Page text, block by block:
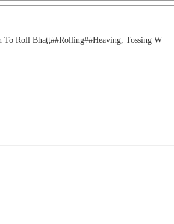
Roll Bhaṭṭ##rolling##heaving, Tossing W